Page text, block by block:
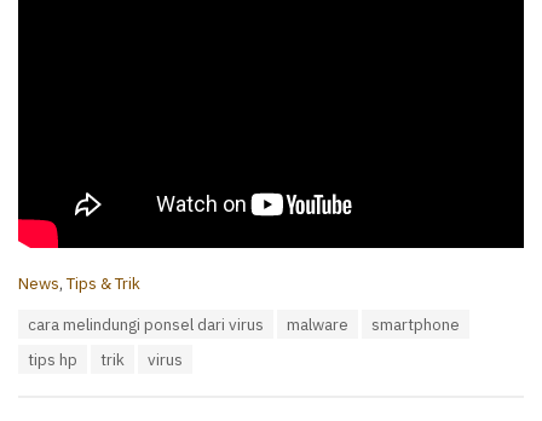
C
News,Tips & Trik
cara melindungi ponsel dari virus malware
smartphone
tips hp
trik virus